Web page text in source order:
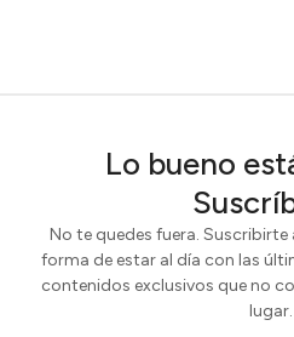
Lo bueno
No te quedes fuera.
forma de estar al día con las
contenidos exclusivos que no
lugar.